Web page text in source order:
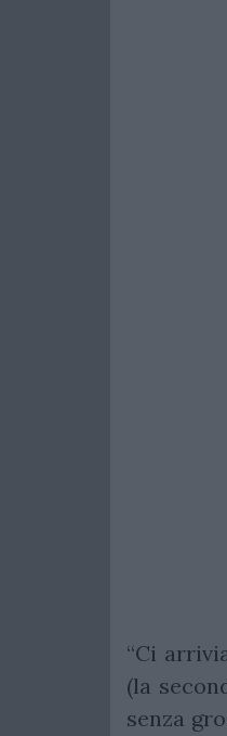
“Ci
(la
senza